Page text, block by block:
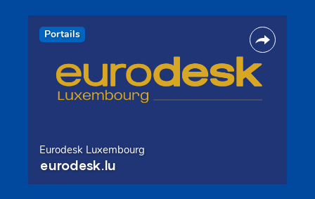
Portails
Eurodesk Luxembourg
eurodesk.lu